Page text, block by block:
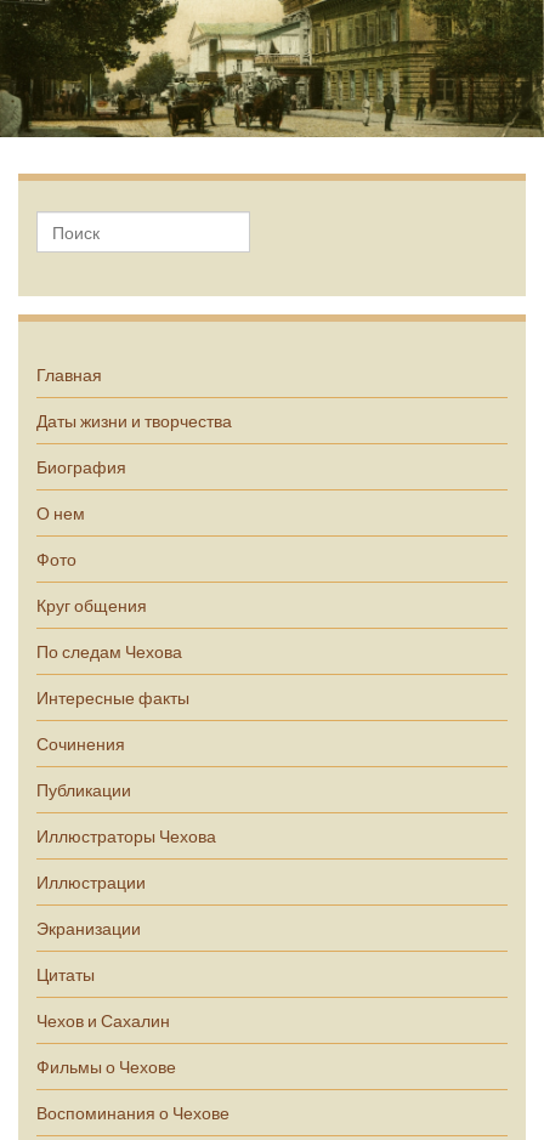
Главная
Даты жизни и творчества
Биография
О нем
Фото
Круг общения
По следам Чехова
Интересные факты
Сочинения
Публикации
Иллюстраторы Чехова
Иллюстрации
Экранизации
Цитаты
Чехов и Сахалин
Фильмы о Чехове
Воспоминания о Чехове